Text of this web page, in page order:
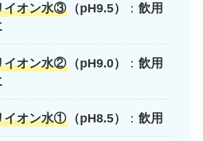
イオン水③ （pH9.5） ：飲用
イオン水② （pH9.0） ：飲用
イオン水① （pH8.5） ：飲用